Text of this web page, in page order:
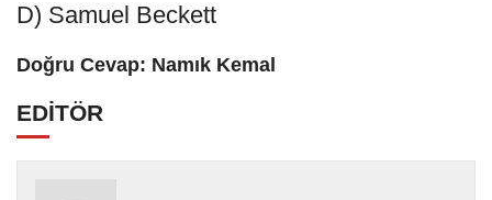
D) Samuel Beckett
Doğru Cevap: Namık Kemal
EDİTÖR